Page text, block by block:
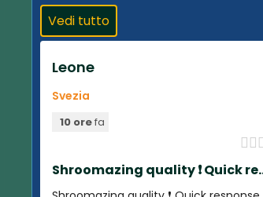
Vedi tutto
Leone
Svezia
10 orefa

Shroomazing quality ❗️ Quick